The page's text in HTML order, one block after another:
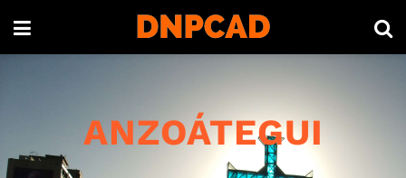
ANZOÁTEGUI